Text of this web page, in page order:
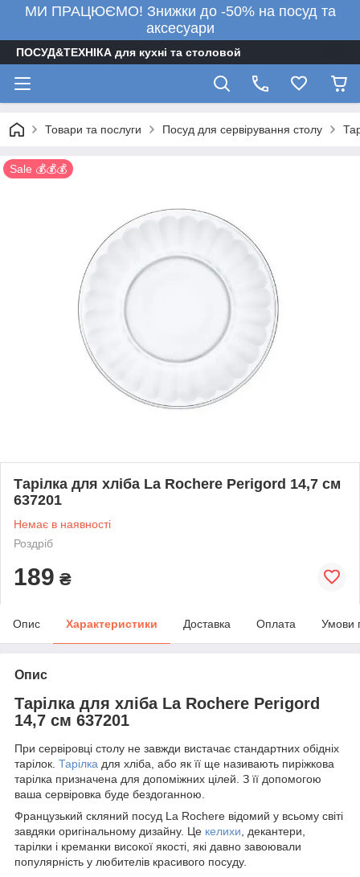
МИ ПРАЦЮЄМО! Знижки до -50% на посуд та
аксесуари
ПОСУД&ТЕХНІКА для кухні та столовой
Товари та послуги Посуд для сервірування столу
Sale 💰💰💰
Тарілка для хліба La Rochere Perigord 14,7 см
637201
Немає в наявності
Роздріб
189 ₴
Опис Характеристики Доставка Оплата Умови
Опис
Тарілка для хліба La Rochere Perigord
14,7 см 637201
При сервіровці столу не завжди вистачає стандартних обідніх
тарілок. Тарілка для хліба, або як її ще називають пиріжкова
тарілка призначена для допоміжних цілей. З її допомогою
ваша сервіровка буде бездоганною.
Французький скляний посуд La Rochere відомий у всьому світі
завдяки оригінальному дизайну. Це келихи, декантери,
тарілки і креманки високої якості, які давно завоювали
популярність у любителів красивого посуду.